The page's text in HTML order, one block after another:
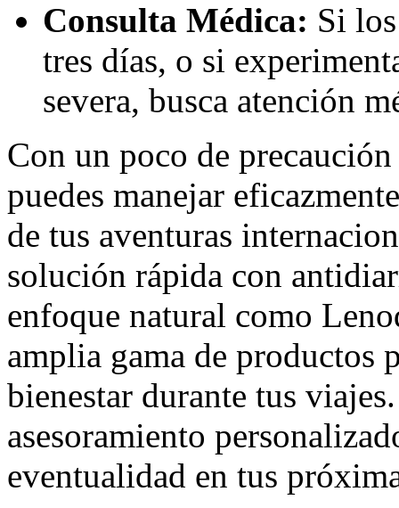
Consulta Médica: Si
tres días, o si
severa, busca atención
Con un poco de
puedes manejar
de tus aventuras
solución rápida con
enfoque natural como
amplia gama de productos
bienestar durante tus
asesoramiento
eventualidad en tus